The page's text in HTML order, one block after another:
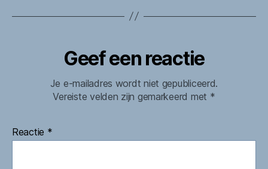
Geef een reactie
Je e-mailadres wordt niet gepubliceerd.
Vereiste velden zijn gemarkeerd met *
Reactie *